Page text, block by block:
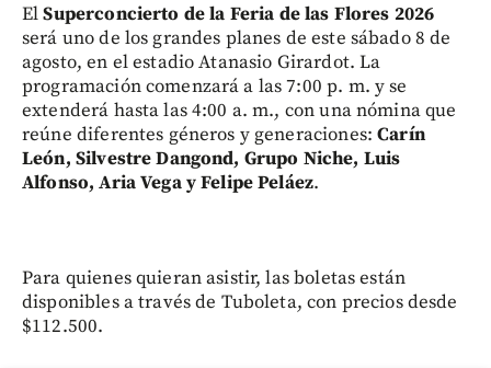
ElSuperconcierto de la Feria de las Flores 2026
será uno de los grandes planes de este sábado 8 de
agosto, en el estadio Atanasio Girardot. La
programación comenzará a las 7:00 p. m. y se
extenderá hasta las 4:00 a. m., con una nómina que
reúne diferentes géneros y generaciones:Carín
León, Silvestre Dangond, Grupo Niche, Luis
Alfonso, Aria Vega y Felipe Peláez.
Para quienes quieran asistir, las boletas están
disponibles a través de Tuboleta, con precios desde
$112.500.